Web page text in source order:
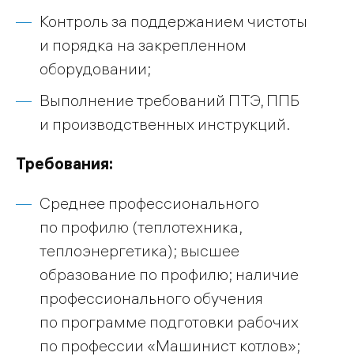
Контроль за поддержанием чистоты
и порядка на закрепленном
оборудовании;
Выполнение требований ПТЭ, ППБ
и производственных инструкций.
Требования:
Среднее профессионального
по профилю (теплотехника,
теплоэнергетика); высшее
образование по профилю; наличие
профессионального обучения
по программе подготовки рабочих
по профессии «Машинист котлов»;